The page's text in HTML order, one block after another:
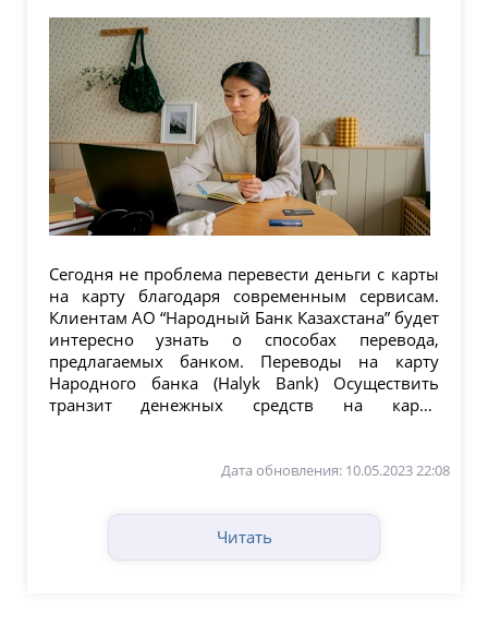
Сегодня не проблема перевести деньги с карты
на карту благодаря современным сервисам.
Клиентам АО “Народный Банк Казахстана” будет
интересно узнать о способах перевода,
предлагаемых банком. Переводы на карту
Народного банка (Halyk Bank) Осуществить
транзит денежных средств на карту,
Дата обновления: 10.05.2023 22:08
Читать